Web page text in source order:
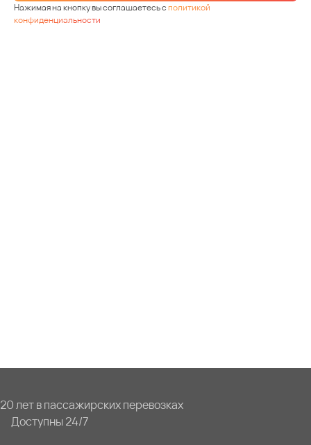
Нажимая на кнопку вы соглашаетесь сполитикой
конфиденциальности
20 лет в пассажирских перевозках
Доступны 24/7